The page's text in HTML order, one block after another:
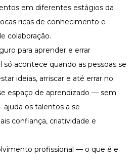
em diferentes estágios da
ricas de conhecimento e
colaboração.
para aprender e errar
acontece quando as pessoas se
ideias, arriscar e até errar no
espaço de aprendizado — sem
os talentos a se
confiança, criatividade e
profissional — o que é e